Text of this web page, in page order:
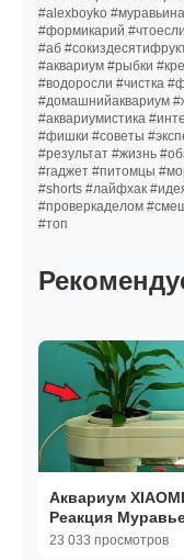
#alexboyko
#формикарий
#аб
#аквариум #рыбки
#водоросли #чистка
#домашнийаквариум
#аквариумистика
#фишки #советы
#результат #жизнь
#гаджет #питомцы
#shorts #лайфхак
#проверкаделом
#топ
Аквариум
Реакция
23 033 просмотров